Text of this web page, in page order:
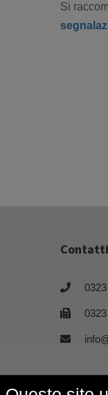
Si
Contatti